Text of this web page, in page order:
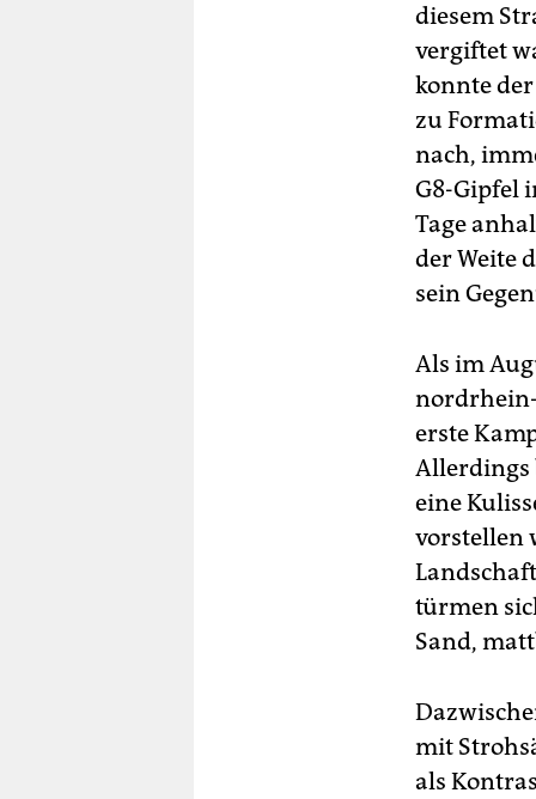
diesem
vergiftet
konnte
zu
nach,
G8-Gipfel
Tage
der Weite
sein
Als im
nordrhein-
erste
Allerdings
eine
vorstellen
türmen
Sand,
mit
als